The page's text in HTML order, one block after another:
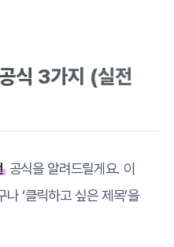
식 3가지 (실전
공식을 알려드릴게요. 이
‘클릭하고 싶은 제목’을